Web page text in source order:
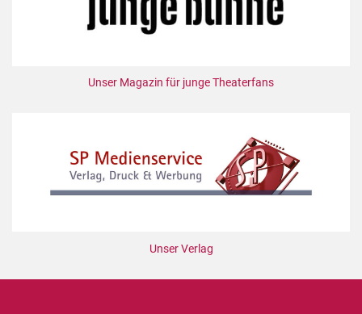
Unser Magazin für junge Theaterfans
Unser Verlag